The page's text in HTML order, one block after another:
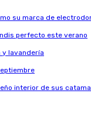
su marca de
perfecto este verano
y lavandería
interior de sus